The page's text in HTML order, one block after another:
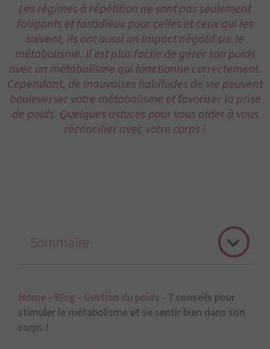
Les régimes à répétition ne sont pas seulement
fatigants et fastidieux pour celles et ceux qui les
suivent, ils ont aussi un impact négatif sur le
métabolisme. Il est plus facile de gérer son poids
avec un métabolisme qui fonctionne correctement.
Cependant, de mauvaises habitudes de vie peuvent
bouleverser votre métabolisme et favoriser la prise
de poids. Quelques astuces pour vous aider à vous
réconcilier avec votre corps !
Home - Blog - Gestion du poids - 7 conseils pour
stimuler le métabolisme et se sentir bien dans son
corps !
Sommaire